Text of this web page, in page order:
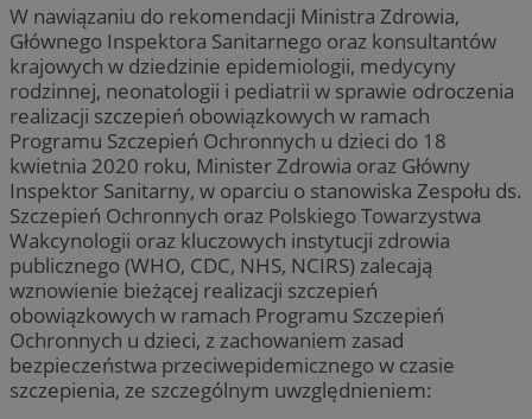
W nawiązaniu do rekomendacji Ministra Zdrowia,
Głównego Inspektora Sanitarnego oraz konsultantów
krajowych w dziedzinie epidemiologii, medycyny
rodzinnej, neonatologii i pediatrii w sprawie odroczenia
realizacji szczepień obowiązkowych w ramach
Programu Szczepień Ochronnych u dzieci do 18
kwietnia 2020 roku, Minister Zdrowia oraz Główny
Inspektor Sanitarny, w oparciu o stanowiska Zespołu ds.
Szczepień Ochronnych oraz Polskiego Towarzystwa
Wakcynologii oraz kluczowych instytucji zdrowia
publicznego (WHO, CDC, NHS, NCIRS) zalecają
wznowienie bieżącej realizacji szczepień
obowiązkowych w ramach Programu Szczepień
Ochronnych u dzieci, z zachowaniem zasad
bezpieczeństwa przeciwepidemicznego w czasie
szczepienia, ze szczególnym uwzględnieniem: